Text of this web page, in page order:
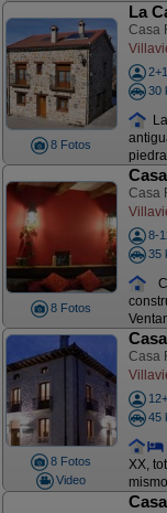
8 Fotos
La
Casa
30
8 Fotos
Casa
8-
35
8 Fotos
Video
Casa
45
XX,